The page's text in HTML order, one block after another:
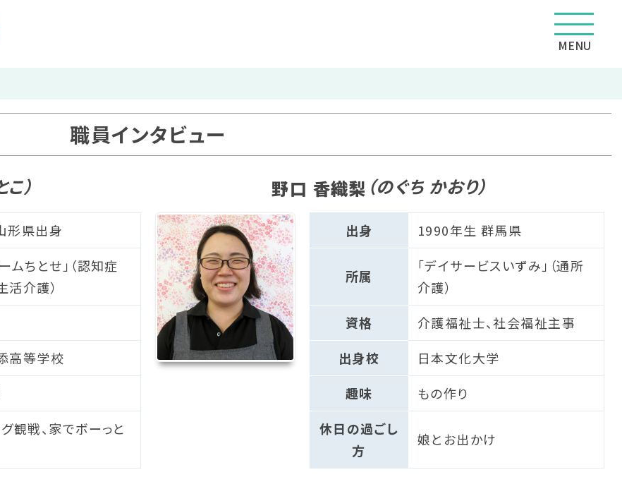
MENU
職員インタビュー
）
形県出身
ムちとせ」（認知症
介護）
高等学校
観戦、家でボーっと
野口 香織梨 （のぐち かおり）
出身 1990年生 群馬県
所属
「デイサービスいずみ」（通所
介護）
資格
介護福祉士、社会福祉主事
出身校
日本文化大学
趣味
もの作り
休日の過ごし
方
娘とお出かけ